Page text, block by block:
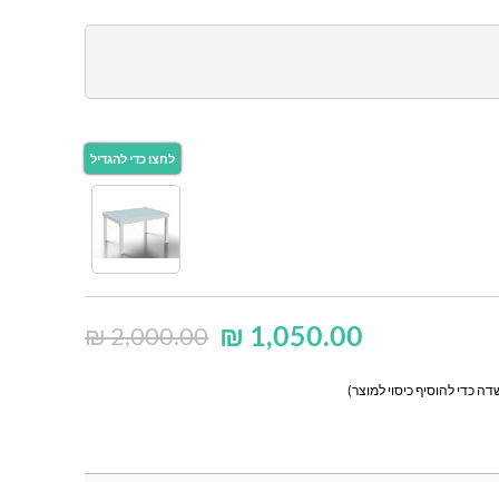
₪2,000.00 ₪ 1,050.00
כדי להוסיף כיסוי למוצר)